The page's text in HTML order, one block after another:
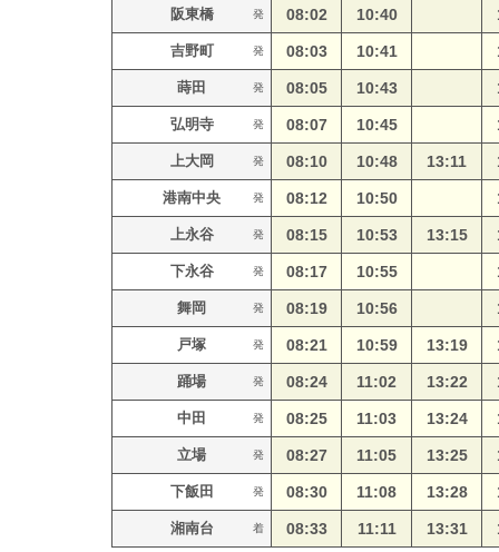
阪東橋 発 08:02 10:40
吉野町 発 08:03 10:41
蒔田 発 08:05 10:43
弘明寺 発 08:07 10:45
上大岡 発 08:10 10:48 13:11
港南中央 発 08:12 10:50
上永谷 発 08:15 10:53 13:15
下永谷 発 08:17 10:55
舞岡 発 08:19 10:56
戸塚 発 08:21 10:59 13:19
踊場 発 08:24 11:02 13:22
中田 発 08:25 11:03 13:24
立場 発 08:27 11:05 13:25
下飯田 発 08:30 11:08 13:28
湘南台 着 08:33 11:11 13:31